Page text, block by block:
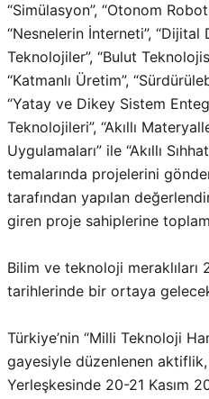
“Simülasyon”, “Otonom
“Nesnelerin İnterneti”, “Dijital
Teknolojiler”, “Bulut
“Katmanlı Üretim”,
“Yatay ve Dikey Sistem
Teknolojileri”, “Akıllı
Uygulamaları” ile “Akıllı
temalarında projelerini
tarafından yapılan
giren proje sahiplerine
Bilim ve teknoloji meraklıları
tarihlerinde bir ortaya
Türkiye’nin “Milli Teknoloji
gayesiyle düzenlenen
Yerleşkesinde 20-21 Kasım